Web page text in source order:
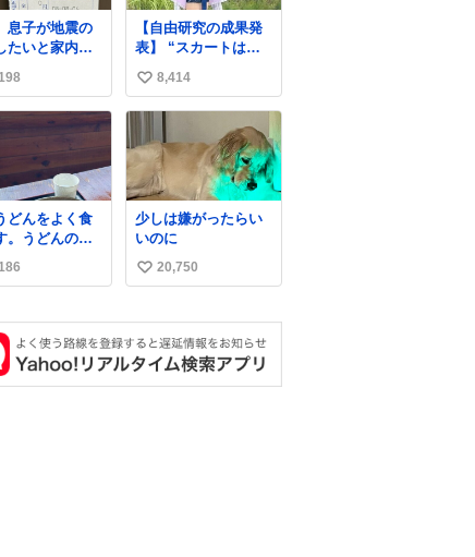
息子が地震の
たいと家内と
に行ったみた
。おもちゃと
選択肢もあっ
うけど、自分
てた2万円を役
て欲しい、み
元気になって
と。家内も一
金したので、
何かできたら
思いました。
【自由研究の成果発
表】 “スカートは回
転によって広がる
が、岡澤恋によって
270°までなら広がら
ずに回転が可能なこ
とが証明された！”
い
い
数
8,414
どんをよく食
。うどんの種
っては非常食
ります。生う
る代わりに停
いので、乾麺
のうどんなら
少しは嫌がったらい
いのに
い
ね
数
20,750